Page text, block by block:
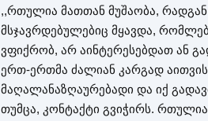
,,რთულია მათთან მუშაობა,
მსჯავრდებულებიც მყავდა,
ვფიქრობ, არ აინტერესებდათ ან
ერთ-ერთმა ძალიან კარგად
მაღალანაზღაურებადი და იქ
თუმცა, კონტაქტი გვიჭირს.